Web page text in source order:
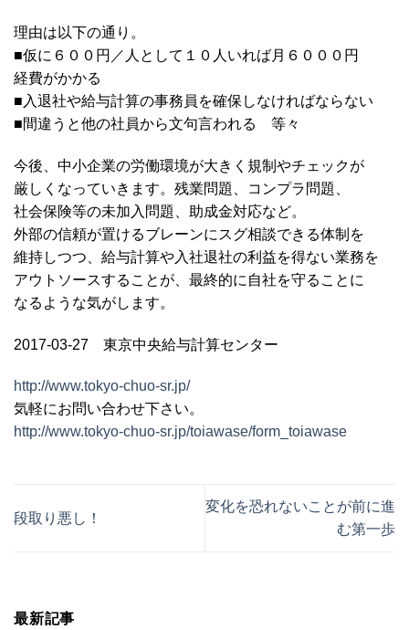
理由は以下の通り。
■仮に６００円／人として１０人いれば月６０００円
経費がかかる
■入退社や給与計算の事務員を確保しなければならない
■間違うと他の社員から文句言われる 等々
今後、中小企業の労働環境が大きく規制やチェックが
厳しくなっていきます。残業問題、コンプラ問題、
社会保険等の未加入問題、助成金対応など。
外部の信頼が置けるブレーンにスグ相談できる体制を
維持しつつ、給与計算や入社退社の利益を得ない業務を
アウトソースすることが、最終的に自社を守ることに
なるような気がします。
2017-03-27 東京中央給与計算センター
http://www.tokyo-chuo-sr.jp/
気軽にお問い合わせ下さい。
http://www.tokyo-chuo-sr.jp/toiawase/form_toiawase
段取り悪し！
変化を恐れないことが前に進
む第一歩
最新記事